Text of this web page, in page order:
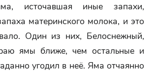
источавшая иные запахи,
материнского молока, и это
Один из них, Белоснежный,
ямы ближе, чем остальные и
угодил в неё. Яма отчаянно